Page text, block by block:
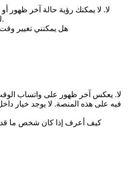
لا. لا يمكنك رؤية حالة آخر ظهور أو
للشخص الذي قام بحظرك.
هل يمكنني تغيير
لا. يعكس آخر ظهور على واتساب
فيه على هذه المنصة. لا يوجد خيار
كيف أعرف إذا كان شخص ما